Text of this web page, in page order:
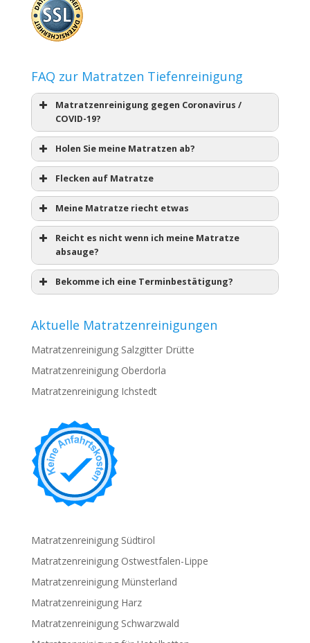
FAQ zur Matratzen Tiefenreinigung
Matratzenreinigung gegen Coronavirus /
COVID-19?
Holen Sie meine Matratzen ab?
Flecken auf Matratze
Meine Matratze riecht etwas
Reicht es nicht wenn ich meine Matratze
absauge?
Bekomme ich eine Terminbestätigung?
Aktuelle Matratzenreinigungen
Matratzenreinigung Salzgitter Drütte
Matratzenreinigung Oberdorla
Matratzenreinigung Ichstedt
Matratzenreinigung Südtirol
Matratzenreinigung Ostwestfalen-Lippe
Matratzenreinigung Münsterland
Matratzenreinigung Harz
Matratzenreinigung Schwarzwald